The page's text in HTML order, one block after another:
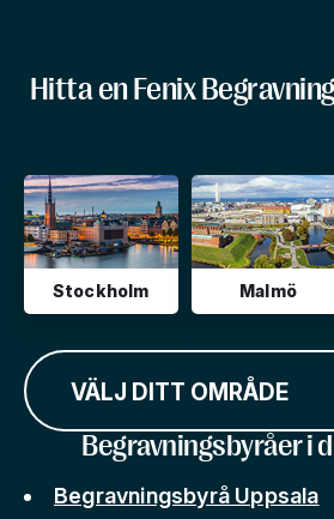
Hitta en Fenix
Stockholm Malmö
VÄLJ DITT OMRÅDE
Begravningsbyråer i
Begravningsbyrå Uppsala